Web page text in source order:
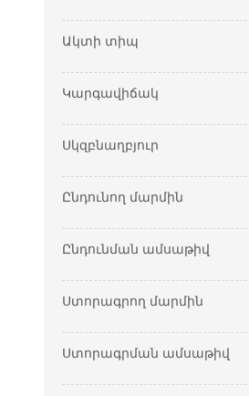
Ակտի տիպ
Կարգավիճակ
Սկզբնաղբյուր
Ընդունող մարմին
Ընդունման ամսաթիվ
Ստորագրող մարմին
Ստորագրման ամսաթիվ